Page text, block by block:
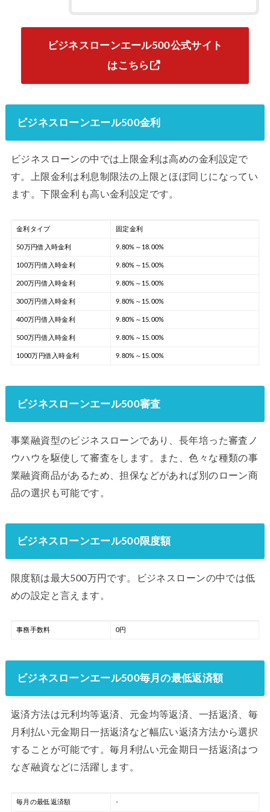
ビジネスローンエール500公式サイト
はこちら
ビジネスローンエール500金利
ビジネスローンの中では上限金利は高めの金利設定で
す。上限金利は利息制限法の上限とほぼ同じになってい
ます。下限金利も高い金利設定です。
金利タイプ 固定金利
50万円借入時金利 9.80%～18.00%
100万円借入時金利 9.80%～15.00%
200万円借入時金利 9.80%～15.00%
300万円借入時金利 9.80%～15.00%
400万円借入時金利 9.80%～15.00%
500万円借入時金利 9.80%～15.00%
1000万円借入時金利 9.80%～15.00%
ビジネスローンエール500審査
事業融資型のビジネスローンであり、長年培った審査ノ
ウハウを駆使して審査をします。また、色々な種類の事
業融資商品があるため、担保などがあれば別のローン商
品の選択も可能です。
ビジネスローンエール500限度額
限度額は最大500万円です。ビジネスローンの中では低
めの設定と言えます。
事務手数料 0円
ビジネスローンエール500毎月の最低返済額
返済方法は元利均等返済、元金均等返済、一括返済、毎
月利払い元金期日一括返済など幅広い返済方法から選択
することが可能です。毎月利払い元金期日一括返済はつ
なぎ融資などに活躍します。
毎月の最低返済額 -